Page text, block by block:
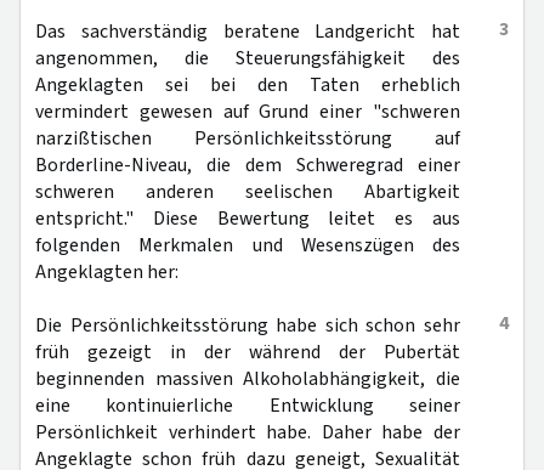
3
Das sachverständig beratene Landgericht hat
angenommen, die Steuerungsfähigkeit des
Angeklagten sei bei den Taten erheblich
vermindert gewesen auf Grund einer "schweren
narzißtischen Persönlichkeitsstörung auf
Borderline-Niveau, die dem Schweregrad einer
schweren anderen seelischen Abartigkeit
entspricht." Diese Bewertung leitet es aus
folgenden Merkmalen und Wesenszügen des
Angeklagten her:
4
Die Persönlichkeitsstörung habe sich schon sehr
früh gezeigt in der während der Pubertät
beginnenden massiven Alkoholabhängigkeit, die
eine kontinuierliche Entwicklung seiner
Persönlichkeit verhindert habe. Daher habe der
Angeklagte schon früh dazu geneigt, Sexualität